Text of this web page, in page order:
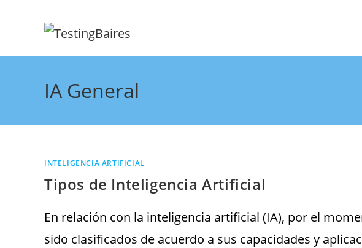
IA General
INTELIGENCIA ARTIFICIAL
Tipos de Inteligencia Artificial
En relación con la inteligencia artificial (IA), por el
sido clasificados de acuerdo a sus capacidades y